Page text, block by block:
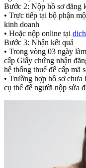
Bước 2: Nộp hồ sơ đăng
• Trực tiếp tại bộ phận
kinh doanh
• Hoặc nộp online tại
Bước 3: Nhận kết quả
• Trong vòng 03 ngày
cấp Giấy chứng nhận
hệ thống thuế để cấp mã
• Trường hợp hồ sơ chưa
cụ thể để người nộp sửa